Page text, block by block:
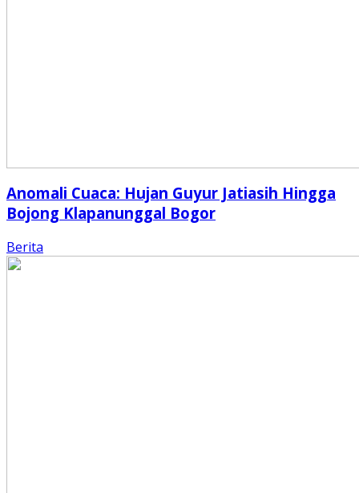
Anomali Cuaca: Hujan Guyur Jatiasih Hingga
Bojong Klapanunggal Bogor
Berita